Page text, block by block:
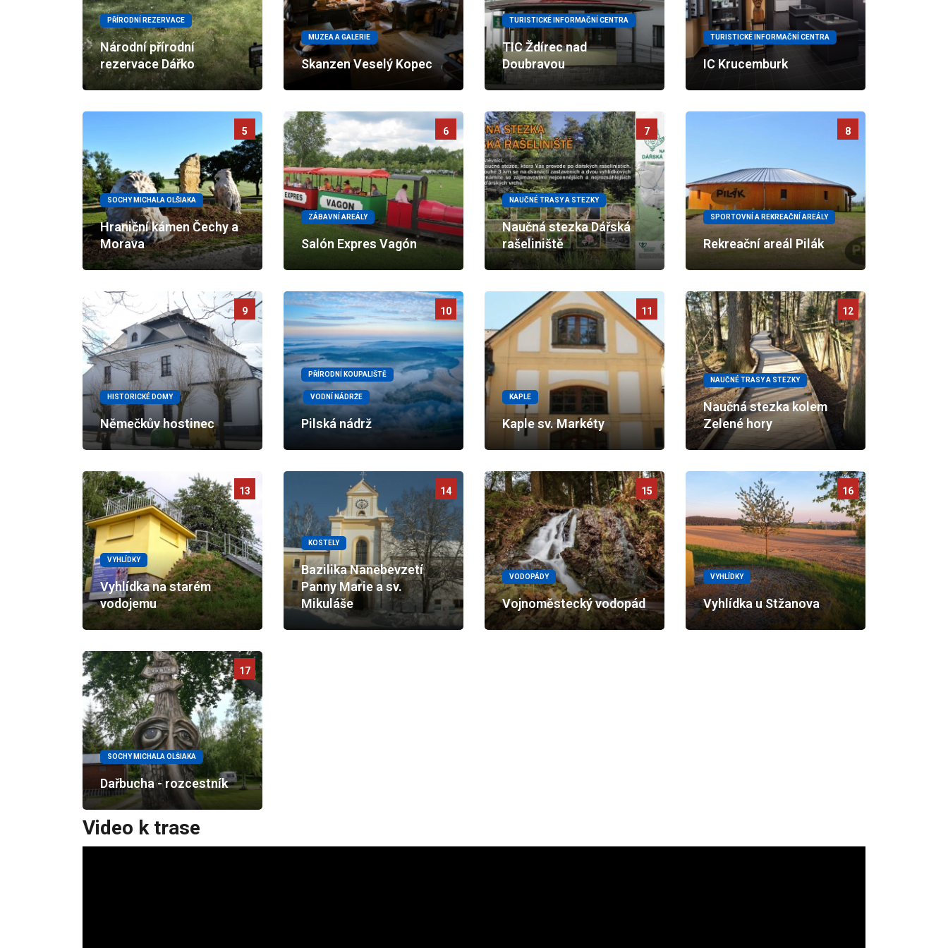
PŘÍRODNÍ REZERVACE
Národní přírodní
rezervace Dářko
MUZEA A GALERIE
Skanzen Veselý Kopec
TURISTICKÉ INFORMAČNÍ CENTRA
TIC Ždírec nad
Doubravou
TURISTICKÉ INFORMAČNÍ CENTRA
IC Krucemburk
5
SOCHY MICHALA OLŠIAKA
Hraniční kámen Čechy a
Morava
6
ZÁBAVNÍ AREÁLY
Salón Expres Vagón
7
NAUČNÉ TRASY A STEZKY
Naučná stezka Dářská
rašeliniště
8
SPORTOVNÍ A REKREAČNÍ AREÁLY
Rekreační areál Pilák
9
HISTORICKÉ DOMY
Němečkův hostinec
10
PŘÍRODNÍ KOUPALIŠTĚ
VODNÍ NÁDRŽE
Pilská nádrž
11
KAPLE
Kaple sv. Markéty
12
NAUČNÉ TRASY A STEZKY
Naučná stezka kolem
Zelené hory
13
VYHLÍDKY
Vyhlídka na starém
vodojemu
14
KOSTELY
Bazilika Nanebevzetí
Panny Marie a sv.
Mikuláše
15
VODOPÁDY
Vojnoměstecký vodopád
16
VYHLÍDKY
Vyhlídka u Stžanova
17
SOCHY MICHALA OLŠIAKA
Dařbucha - rozcestník
Video k trase